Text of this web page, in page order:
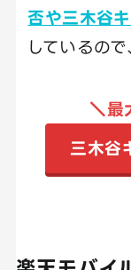
否や三木谷
しているの
＼最
三木谷